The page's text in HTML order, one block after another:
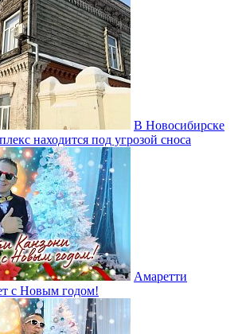
В Новосибирске
находится под угрозой сноса
Амаретти
с Новым годом!